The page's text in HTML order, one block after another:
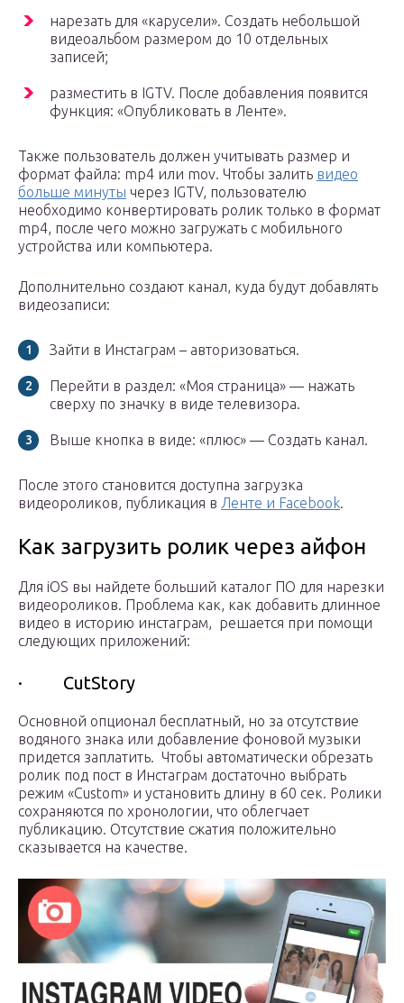
нарезать для «карусели». Создать небольшой
видеоальбом размером до 10 отдельных
записей;
разместить в IGTV. После добавления появится
функция: «Опубликовать в Ленте».
Также пользователь должен учитывать размер и
формат файла: mp4 или mov. Чтобы залить видео
больше минуты через IGTV, пользователю
необходимо конвертировать ролик только в формат
mp4, после чего можно загружать с мобильного
устройства или компьютера.
Дополнительно создают канал, куда будут добавлять
видеозаписи:
Зайти в Инстаграм – авторизоваться.
Перейти в раздел: «Моя страница» — нажать
сверху по значку в виде телевизора.
Выше кнопка в виде: «плюс» — Создать канал.
После этого становится доступна загрузка
видеороликов, публикация в Ленте и Facebook.
Как загрузить ролик через айфон
Для iOS вы найдете больший каталог ПО для нарезки
видеороликов. Проблема как, как добавить длинное
видео в историю инстаграм, решается при помощи
следующих приложений:
· CutStory
Основной опционал бесплатный, но за отсутствие
водяного знака или добавление фоновой музыки
придется заплатить. Чтобы автоматически обрезать
ролик под пост в Инстаграм достаточно выбрать
режим «Custom» и установить длину в 60 сек. Ролики
сохраняются по хронологии, что облегчает
публикацию. Отсутствие сжатия положительно
сказывается на качестве.